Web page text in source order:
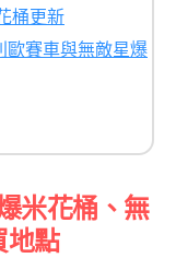
桶更新
歐賽車與無敵星爆
米花桶、無
地點